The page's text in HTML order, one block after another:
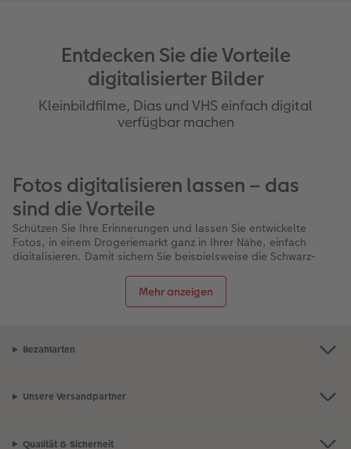
Entdecken Sie die Vorteile
digitalisierter Bilder
Kleinbildfilme, Dias und VHS einfach digital
verfügbar machen
Mehr anzeigen
Fotos digitalisieren lassen – das
sind die Vorteile
Schützen Sie Ihre Erinnerungen und lassen Sie entwickelte
Fotos, in einem Drogeriemarkt ganz in Ihrer Nähe, einfach
digitalisieren. Damit sichern Sie beispielsweise die Schwarz-
vom Nachwuchs, die mit einer Sofortbildkamera gemacht
wurden. Sind die Fotos in digitaler Form auf einer Festplatte
oder in einer Cloud gespeichert, bewahren sie nicht nur ihre
über Social Media zu teilen und sie jederzeit neu ausdrucken zu
Physische Bilder digitalisieren: So
Wählen Sie als erstes einen Handelspartner aus, über den Sie
Bezahlarten
Unsere Versandpartner
Qualität & Sicherheit